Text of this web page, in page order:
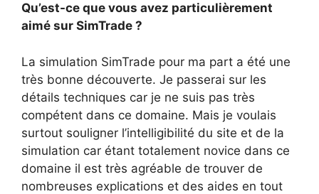
Qu’est-ce que vous avez particulièrement
aimé sur SimTrade ?
La simulation SimTrade pour ma part a été une
très bonne découverte. Je passerai sur les
détails techniques car je ne suis pas très
compétent dans ce domaine. Mais je voulais
surtout souligner l’intelligibilité du site et de la
simulation car étant totalement novice dans ce
domaine il est très agréable de trouver de
nombreuses explications et des aides en tout